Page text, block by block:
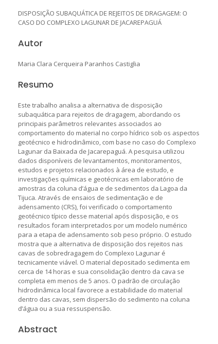
DISPOSIÇÃO SUBAQUÁTICA DE REJEITOS DE DRAGAGEM: O
CASO DO COMPLEXO LAGUNAR DE JACAREPAGUÁ
Autor
Maria Clara Cerqueira Paranhos Castiglia
Resumo
Este trabalho analisa a alternativa de disposição
subaquática para rejeitos de dragagem, abordando os
principais parâmetros relevantes associados ao
comportamento do material no corpo hídrico sob os aspectos
geotécnico e hidrodinâmico, com base no caso do Complexo
Lagunar da Baixada de Jacarepaguá. A pesquisa utilizou
dados disponíveis de levantamentos, monitoramentos,
estudos e projetos relacionados à área de estudo, e
investigações químicas e geotécnicas em laboratório de
amostras da coluna d’água e de sedimentos da Lagoa da
Tijuca. Através de ensaios de sedimentação e de
adensamento (CRS), foi verificado o comportamento
geotécnico típico desse material após disposição, e os
resultados foram interpretados por um modelo numérico
para a etapa de adensamento sob peso próprio. O estudo
mostra que a alternativa de disposição dos rejeitos nas
cavas de sobredragagem do Complexo Lagunar é
tecnicamente viável. O material depositado sedimenta em
cerca de 14 horas e sua consolidação dentro da cava se
completa em menos de 5 anos. O padrão de circulação
hidrodinâmica local favorece a estabilidade do material
dentro das cavas, sem dispersão do sedimento na coluna
d’água ou a sua ressuspensão.
Abstract